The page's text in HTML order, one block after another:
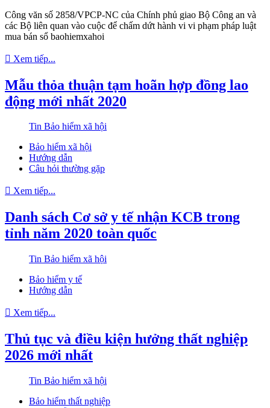
Công văn số 2858/VPCP-NC của Chính phủ giao Bộ Công an và
các Bộ liên quan vào cuộc để chấm dứt hành vi vi phạm pháp luật
mua bán sổ baohiemxahoi
Xem tiếp...
Mẫu thỏa thuận tạm hoãn hợp đồng lao
động mới nhất 2020
Tin Bảo hiểm xã hội
Bảo hiểm xã hội
Hướng dẫn
Câu hỏi thường gặp
Xem tiếp...
Danh sách Cơ sở y tế nhận KCB trong
tỉnh năm 2020 toàn quốc
Tin Bảo hiểm xã hội
Bảo hiểm y tế
Hướng dẫn
Xem tiếp...
Thủ tục và điều kiện hưởng thất nghiệp
2026 mới nhất
Tin Bảo hiểm xã hội
Bảo hiểm thất nghiệp